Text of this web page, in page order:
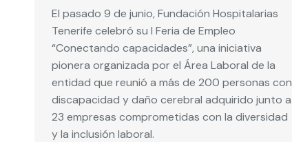
El pasado 9 de junio, Fundación Hospitalarias
Tenerife celebró su I Feria de Empleo
“Conectando capacidades”, una iniciativa
pionera organizada por el Área Laboral de la
entidad que reunió a más de 200 personas con
discapacidad y daño cerebral adquirido junto a
23 empresas comprometidas con la diversidad
y la inclusión laboral.